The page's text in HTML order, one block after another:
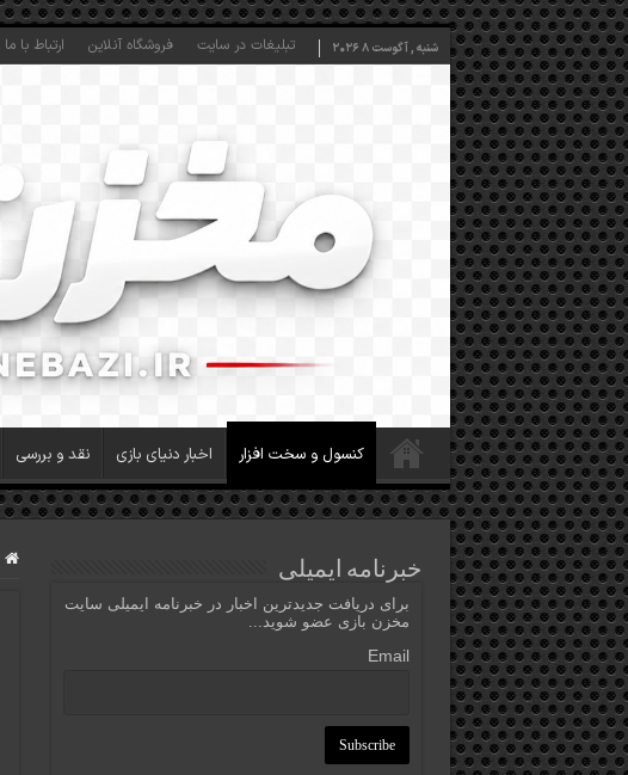
شنبه , آگوست 8 2026 تبلیغات در سایت فروشگاه آنلاین ارتباط با ما
کنسول و سخت افزار اخبار دنیای بازی نقد و بررسی
خبرنامه ایمیلی
برای دریافت جدیدترین اخبار در خبرنامه ایمیلی سایت
مخزن بازی عضو شوید...
Email